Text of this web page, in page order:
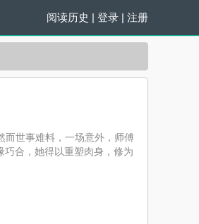
阅读历史 | 登录 | 注册
而世事难料，一场意外，师傅
合，她得以重塑肉身，修为
无弹窗阅读，书友所发表的